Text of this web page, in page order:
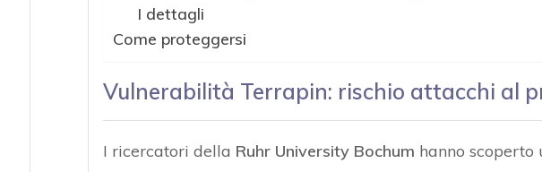
I dettagli
Come proteggersi
Vulnerabilità Terrapin: rischio attacchi al
I ricercatori della Ruhr University Bochum hanno